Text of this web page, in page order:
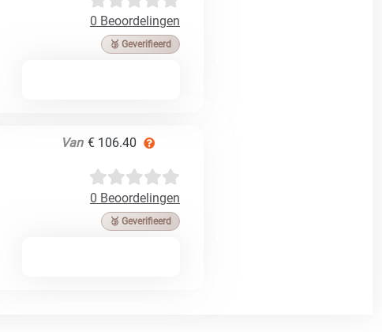
0 Beoordelingen
🥉 Geverifieerd
Van € 106.40
0 Beoordelingen
🥉 Geverifieerd